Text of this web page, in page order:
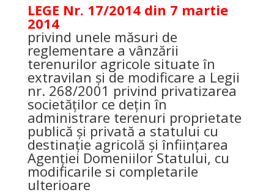
LEGE Nr. 17/2014 din 7 martie
2014
privind unele măsuri de
reglementare a vânzării
terenurilor agricole situate în
extravilan şi de modificare a Legii
nr. 268/2001 privind privatizarea
societăţilor ce deţin în
administrare terenuri proprietate
publică şi privată a statului cu
destinaţie agricolă şi înfiinţarea
Agenţiei Domeniilor Statului, cu
modificarile si completarile
ulterioare